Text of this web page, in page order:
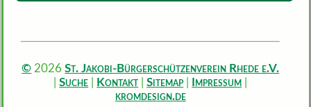
© 2026St. Jakobi-Bürgerschützenverein Rhede e.V.
|Suche Kontakt |Sitemap Impressum
kromdesign.de